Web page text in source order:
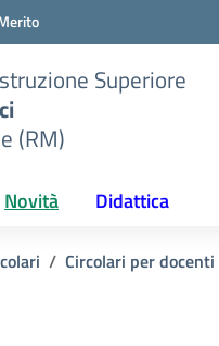
Superiore
(RM)
Novità Didattica
Circolari per docenti